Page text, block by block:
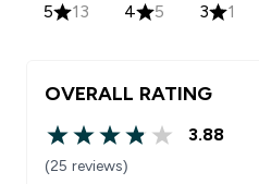
5 13 4 5 3 1
OVERALL RATING
3.88 out of 5 stars
3.88
(25 reviews)